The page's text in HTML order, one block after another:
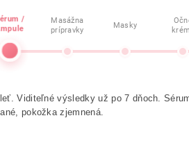
/
Masážna
prípravky
Masky
Viditeľné výsledky už po 7 dňoch.
pokožka zjemnená.